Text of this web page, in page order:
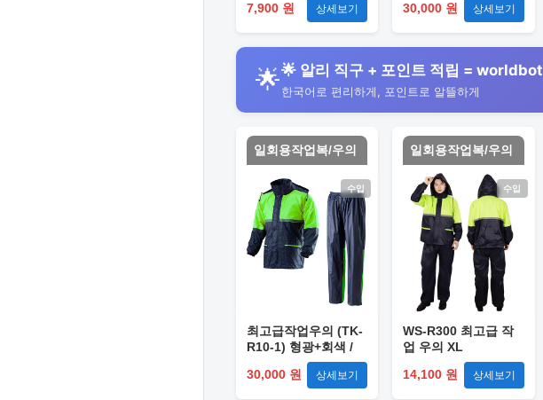
7,900 원
상세보기
30,000 원
상세보기
🌟🌟 알리 직구 + 포인트 적립 = worldbot
한국어로 편리하게, 포인트로 알뜰하게
일회용작업복/우의
수입
최고급작업우의 (TK-
R10-1) 형광+회색 /
30,000 원
상세보기
일회용작업복/우의
수입
WS-R300 최고급 작
업 우의 XL
14,100 원
상세보기